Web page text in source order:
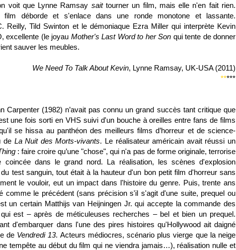
voit que Lynne Ramsay saittourner un film, mais elle n'en fait rien.
film déborde et s'enlace dans une ronde monotone et lassante.
Reilly, Tild Swinton et le démoniaque Ezra Miller qui interprète Kevin
excellente (le joyau Mother's Last Word to her Son qui tente de donner
sauver les meubles.
We Need To Talk About Kevin, Lynne Ramsay, UK-USA (2011)
*****
Carpenter (1982) n’avait pas connu un grand succès tant critique que
une fois sorti en VHS suivi d'un bouche à oreilles entre fans de films
se hissa au panthéon des meilleurs films d’horreur et de science-
de La Nuit des Morts-vivants. Le réalisateur américain avait réussi un
: faire croire qu’une "chose", qui n'a pas de forme originale, terrorise
coincée dans le grand nord. La réalisation, les scènes d'explosion
test sanguin, tout était à la hauteur d'un bon petit film d'horreur sans
le vouloir, eut un impact dans l'histoire du genre. Puis, trente ans
comme le précédent (sans précision s'il s'agit d'une suite, prequel ou
un certain Matthijs van Heijningen Jr. qui accepte la commande des
est – après de méticuleuses recherches – bel et bien un prequel.
d'embarquer dans l'une des pires histoires qu'Hollywood ait daigné
de Vendredi 13. Acteurs médiocres, scénario plus vierge que la neige
tempête au début du film qui ne viendra jamais…), réalisation nulle et